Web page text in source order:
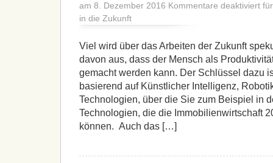
am 8. Dezember 2016 Kommentare deaktiviert
in die Zukunft
Viel wird über das Arbeiten der Zukunft
davon aus, dass der Mensch als
gemacht werden kann. Der Schlüssel dazu
basierend auf Künstlicher Intelligenz,
Technologien, über die Sie zum Beispiel in
Technologien, die die Immobilienwirtschaft
können. Auch das […]